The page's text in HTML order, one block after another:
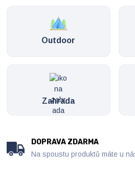
DOPRAVA ZDARMA
Na spoustu produktů máte u
Outdoor
Zahrada